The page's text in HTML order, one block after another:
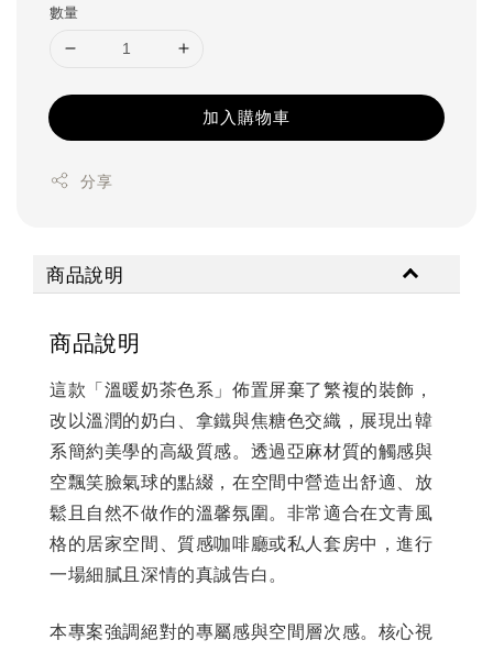
數量
加入購物車
分享
商品說明
商品說明
這款「溫暖奶茶色系」佈置屏棄了繁複的裝飾，
改以溫潤的奶白、拿鐵與焦糖色交織，展現出韓
系簡約美學的高級質感。透過亞麻材質的觸感與
空飄笑臉氣球的點綴，在空間中營造出舒適、放
鬆且自然不做作的溫馨氛圍。非常適合在文青風
格的居家空間、質感咖啡廳或私人套房中，進行
一場細膩且深情的真誠告白。
本專案強調絕對的專屬感與空間層次感。核心視